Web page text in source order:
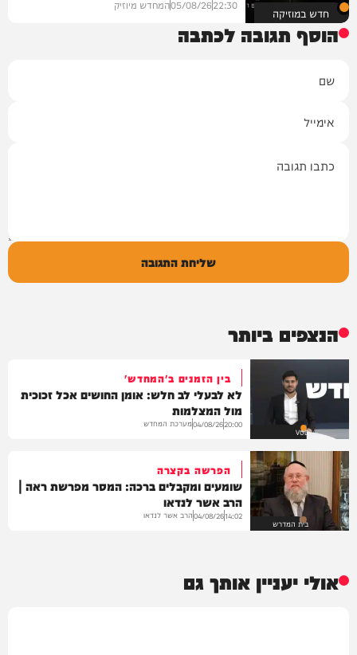
חדש במוזיקה 22:30
05/08/26המחדש מיוזיק
הוסף תגובה לכתבה
שליחת התגובה
הנצפים ביותר
VOD
בין הזמנים ב'המחדש'
לא לבעלי לב חלש: אומן החושים אכל זכוכית
מול המצלמות
20:00
04/08/26מערכת המחדש
בית המדרש
הפרשה בקצרה
שומעים ומקבלים ברכה: המסר מפרשת ראה |
הרב אשר לנדאו
14:02
04/08/26הרב אשר לנדאו
אולי יעניין אותך גם